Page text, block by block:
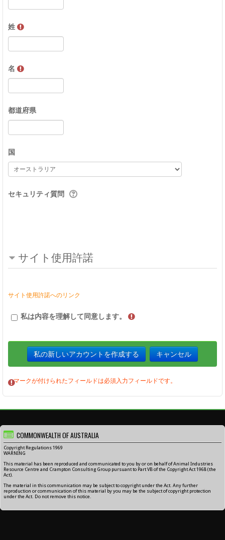
姓
名
都道府県
国
セキュリティ質問
サイト使用許諾
サイト使用許諾へのリンク
私は内容を理解して同意します。
マークが付けられたフィールドは必須入力フィールドです。
COMMONWEALTH OF AUSTRALIA
Copyright Regulations 1969
WARNING
This material has been reproduced and communicated to you by or on behalf of Animal Industries
Resource Centre and Crampton Consulting Group pursuant to Part VB of the Copyright Act 1968 (the
Act).
The material in this communication may be subject to copyright under the Act. Any further
reproduction or communication of this material by you may be the subject of copyright protection
under the Act. Do not remove this notice.